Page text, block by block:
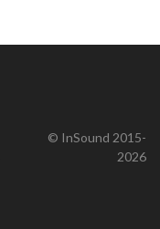
© InSound 2015-
2026